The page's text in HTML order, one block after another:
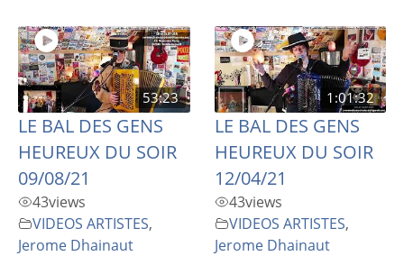
53:23
LE BAL DES GENS
HEUREUX DU SOIR
09/08/21
43views
VIDEOS ARTISTES,
Jerome Dhainaut
1:01:32
LE BAL DES GENS
HEUREUX DU SOIR
12/04/21
43views
VIDEOS ARTISTES,
Jerome Dhainaut